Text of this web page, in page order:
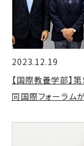
2023.12.19
【国際教養学部】
同国際フォーラム